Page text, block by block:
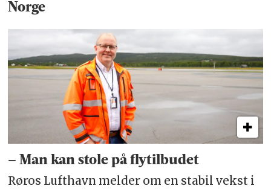
Norge
– Man kan stole på flytilbudet
Røros Lufthavn melder om en stabil vekst i